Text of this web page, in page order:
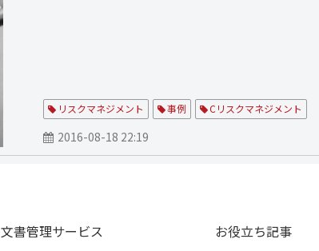
リスクマネジメント 事例 Cリスクマネジメント
2016-08-18 22:19
文書管理サービス
お役立ち記事